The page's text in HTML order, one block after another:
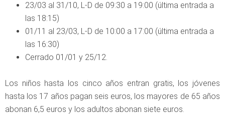
23/03 al 31/10, L-D de 09:30 a 19:00 (última entrada a
las 18:15)
01/11 al 23/03, L-D de 10:00 a 17:00 (última entrada a
las 16:30)
Cerrado 01/01 y 25/12.
Los niños hasta los cinco años entran gratis, los jóvenes
hasta los 17 años pagan seis euros, los mayores de 65 años
abonan 6,5 euros y los adultos abonan siete euros.